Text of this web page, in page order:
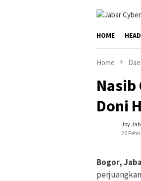
HOME
Home
Doni
Joy
20
Bogor,